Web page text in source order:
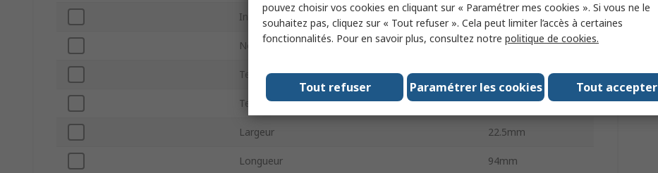
Indice IP IP20
Normes/homologations RoHS
Température minimum de fonctionnement -10°C
Température d'utilisation maximum 55°C
Largeur 22.5mm
Longueur 94mm
pouvez choisir vos cookies en cliquant sur « Paramétrer mes cookies ». Si vous ne le
souhaitez pas, cliquez sur « Tout refuser ». Cela peut limiter l’accès à certaines
fonctionnalités. Pour en savoir plus, consultez notre politique de cookies.
Tout accepter
Paramétrer les cookies
Tout refuser